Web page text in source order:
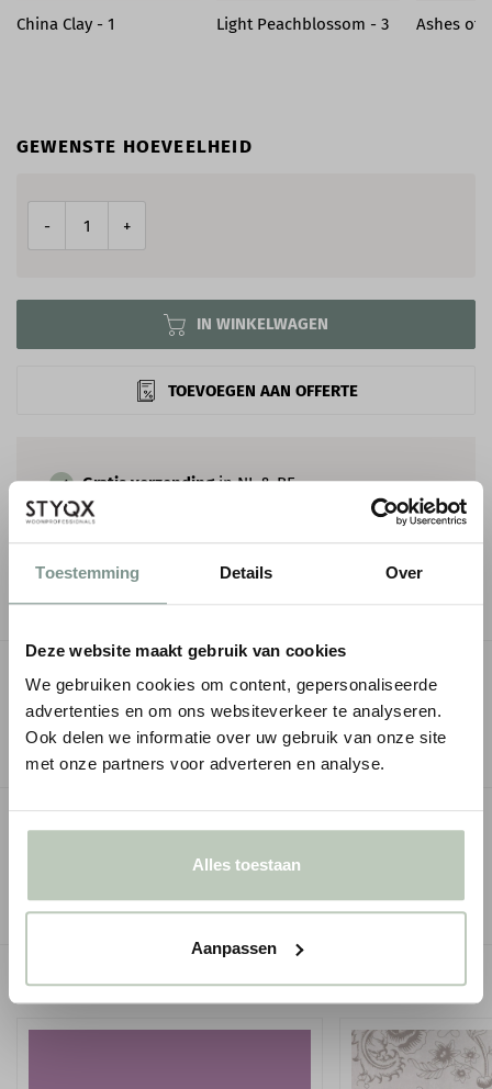
Toestemming Details Over
Deze website maakt gebruik van cookies
We gebruiken cookies om content, gepersonaliseerde
advertenties en om ons websiteverkeer te analyseren.
Ook delen we informatie over uw gebruik van onze site
met onze partners voor adverteren en analyse.
Alles toestaan
Aanpassen
Gratis verzendingin NL & BE
Persoonlijk
Milieu- en kindvriendelijke
China Clay - 1 Light Peachblossom - 3 Ashes of
GEWENSTE HOEVEELHEID
- +
IN WINKELWAGEN
TOEVOEGEN AAN OFFERTE
OMSCHRIJVING
SPECIFICATIES
Little Greene | Intelligent Eggshell | Binnenlak
GERELATEERDE PRODUCTEN